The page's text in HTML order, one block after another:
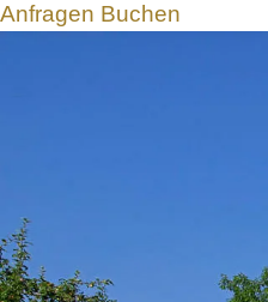
Anfragen Buchen